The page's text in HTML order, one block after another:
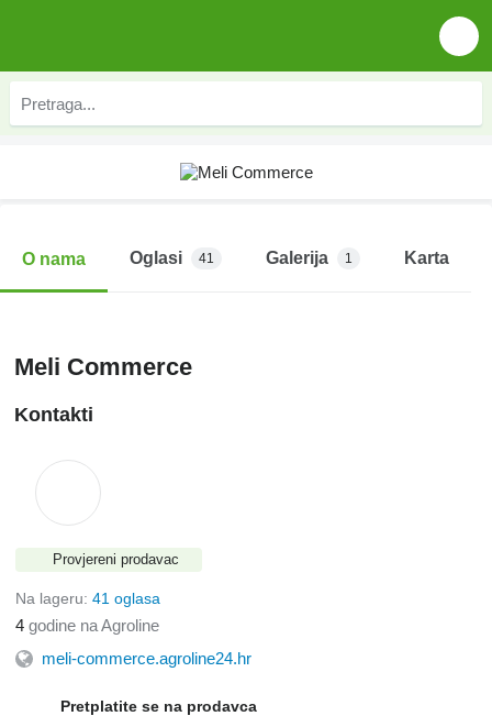
O nama Oglasi 41 Galerija 1 Karta
Meli Commerce
Kontakti
Provjereni prodavac
Na lageru: 41 oglasa
4 godine na Agroline
meli-commerce.agroline24.hr
Pretplatite se na prodavca